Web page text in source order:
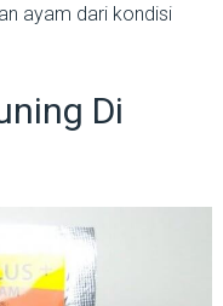
ayam dari kondisi
Di